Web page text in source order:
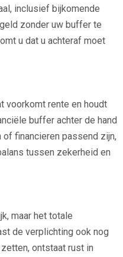
inclusief bijkomende
zonder uw buffer te
u dat u achteraf moet
voorkomt rente en houdt
buffer achter de hand
financieren passend zijn,
tussen zekerheid en
maar het totale
de verplichting ook nog
ontstaat rust in